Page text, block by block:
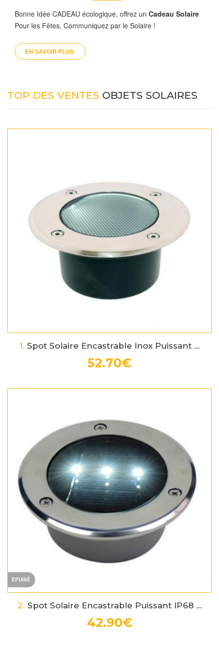
Bonne Idée CADEAU écologique, offrez un Cadeau Solaire
Pour les Fêtes, Communiquez par le Solaire !
EN SAVOIR PLUS 
TOP DES VENTES OBJETS SOLAIRES
1. Spot Solaire Encastrable Inox Puissant ...
52.70€
EPUISÉ
2. Spot Solaire Encastrable Puissant IP68 ...
42.90€